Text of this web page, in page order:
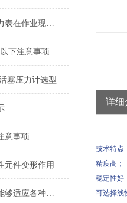
不锈钢耐震隔膜压力表在作业现场的温度情况有哪些要注意的点
更换YK抗震压力表以下注意事项可别忘了
塞压力计选型
意事项
元件变形作用
不锈钢隔膜压力表能够适应各种工作环境和介质
详细
技术特点
精度高；
稳定性好
可选择线